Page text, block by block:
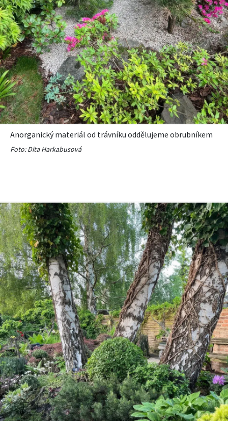
Anorganický materiál od trávníku oddělujeme obrubníkem
Foto: Dita Harkabusová